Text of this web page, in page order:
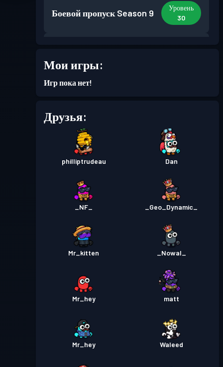
Боевой пропуск Season 9
Уровень
30
Мои игры:
Игр пока нет!
Друзья:
philliptrudeau Dan
_NF_ _Geo_Dynamic_
Mr_kitten _Nowal_
Mr_hey matt
Mr_hey Waleed